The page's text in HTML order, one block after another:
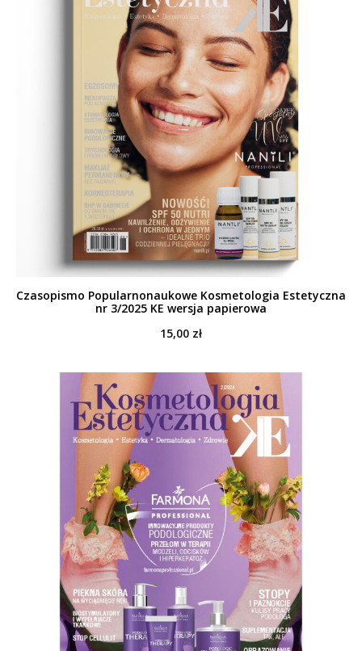
Czasopismo Popularnonaukowe Kosmetologia Estetyczna
nr 3/2025 KE wersja papierowa
15,00 zł